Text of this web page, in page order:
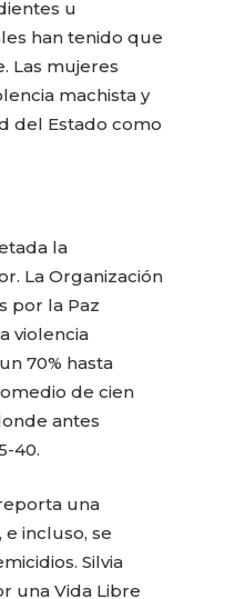
u
han tenido que
Las mujeres
machista y
del Estado como
la
La Organización
por la Paz
violencia
70% hasta
de cien
antes
40.
una
incluso, se
Silvia
una Vida Libre